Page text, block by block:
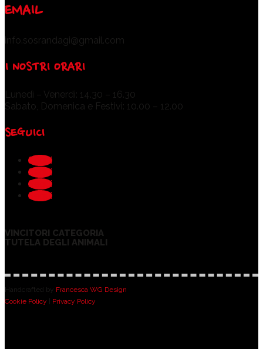
EMAIL
info.sosrandagi@gmail.com
I NOSTRI ORARI
Lunedì – Venerdì: 14.30 – 16.30
Sabato, Domenica e Festivi: 10.00 – 12.00
SEGUICI
Segui
Segui
Segui
Segui
VINCITORI CATEGORIA
TUTELA DEGLI ANIMALI
Handcrafted by Francesca WG Design
Cookie Policy
Privacy Policy